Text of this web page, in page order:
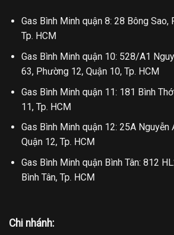
Gas Bình Minh quận 8: 28 Bông Sao,
Tp. HCM
Gas Bình Minh quận 10: 528/A1
63, Phường 12, Quận 10, Tp. HCM
Gas Bình Minh quận 11: 181 Bình
11, Tp. HCM
Gas Bình Minh quận 12: 25A Nguyễn
Quận 12, Tp. HCM
Gas Bình Minh quận Bình Tân: 812
Bình Tân, Tp. HCM
Chi nhánh: